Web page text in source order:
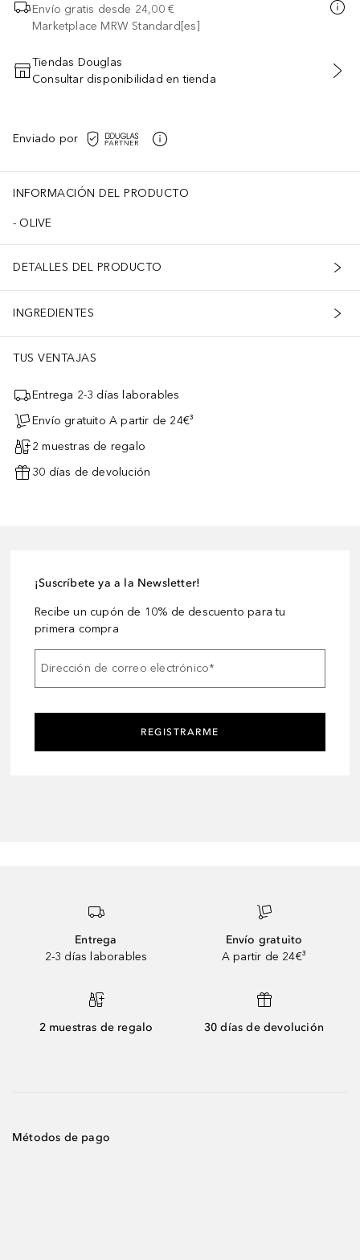
Envío gratis desde 24,00 €
Marketplace MRW Standard[es]
AÑADIR AL CARRITO
Tiendas Douglas
Consultar disponibilidad en tienda
Enviado por
INFORMACIÓN DEL PRODUCTO
OLIVE
DETALLES DEL PRODUCTO
INGREDIENTES
TUS VENTAJAS
Entrega 2-3 días laborables
Envío gratuito A partir de 24€³
2 muestras de regalo
30 días de devolución
¡Suscríbete ya a la Newsletter!
Recibe un cupón de 10% de descuento para tu
primera compra
Dirección de correo electrónico*
REGISTRARME
Entrega
2-3 días laborables
Envío gratuito
A partir de 24€³
2 muestras de regalo 30 días de devolución
Métodos de pago